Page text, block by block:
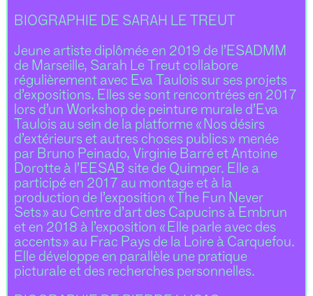
BIOGRAPHIE DE SARAH LE TREUT
Jeune artiste diplômée en 2019 de l’ESADMM
de Marseille, Sarah Le Treut collabore
régulièrement avec Eva Taulois sur ses projets
d’expositions. Elles se sont rencontrées en 2017
lors d’un Workshop de peinture murale d’Eva
Taulois au sein de la platforme « Nos désirs
d’extérieurs et autres choses publics » menée
par Bruno Peinado, Virginie Barré et Antoine
Dorotte à l’EESAB site de Quimper. Elle a
participé en 2017 au montage et à la
production de l’exposition « The Fun Never
Sets » au Centre d’art des Capucins à Embrun
et en 2018 à l’exposition « Elle parle avec des
accents » au Frac Pays de la Loire à Carquefou.
Elle développe en parallèle une pratique
picturale et des recherches personnelles.